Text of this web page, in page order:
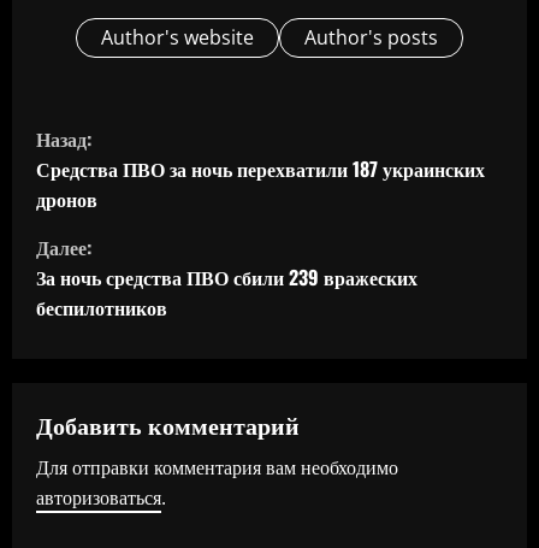
Author's website Author's posts
П
р
о
д
о
ж
и
Назад:
Средства ПВО за ночь перехватили 187 украинских
дронов
Далее:
За ночь средства ПВО сбили 239 вражеских
беспилотников
Добавить комментарий
Для отправки комментария вам необходимо
авторизоваться.